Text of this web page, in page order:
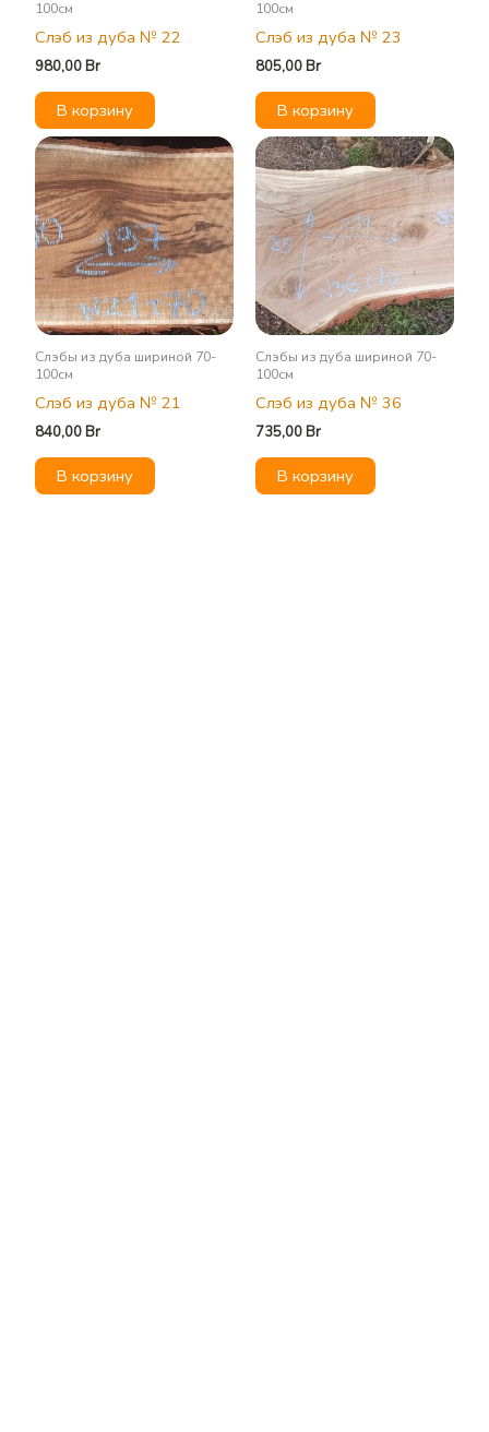
100см
Слэб из дуба № 22
980,00Br
В корзину
100см
Слэб из дуба № 23
805,00Br
В корзину
Слэбы из дуба шириной 70-
100см
Слэб из дуба № 21
840,00Br
В корзину
Слэбы из дуба шириной 70-
100см
Слэб из дуба № 36
735,00Br
В корзину